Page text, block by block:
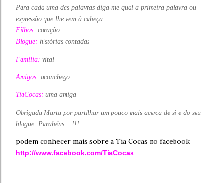
Para cada uma das palavras diga-me qual a primeira palavra ou
expressão que lhe vem à cabeça:
Filhos: coração
Blogue: histórias contadas
Família: vital
Amigos: aconchego
TiaCocas: uma amiga
Obrigada Marta por partilhar um pouco mais acerca de si e do seu
blogue. Parabéns....!!!
podem conhecer mais sobre a Tia Cocas no facebook
http://www.facebook.com/TiaCocas